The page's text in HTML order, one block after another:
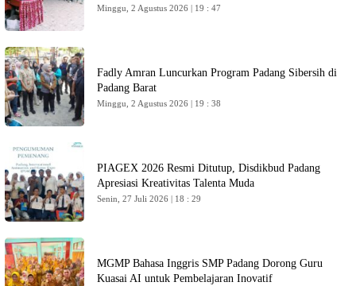
Minggu, 2 Agustus 2026 | 19 : 47
Fadly Amran Luncurkan Program Padang Sibersih di
Padang Barat
Minggu, 2 Agustus 2026 | 19 : 38
PIAGEX 2026 Resmi Ditutup, Disdikbud Padang
Apresiasi Kreativitas Talenta Muda
Senin, 27 Juli 2026 | 18 : 29
MGMP Bahasa Inggris SMP Padang Dorong Guru
Kuasai AI untuk Pembelajaran Inovatif